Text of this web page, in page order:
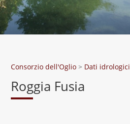
Consorzio dell'Oglio > Dati idrologici
Roggia Fusia